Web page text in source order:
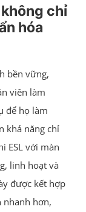
chỉ
hóa
bền vững,
viên làm
để họ làm
khả năng chỉ
ESL với màn
linh hoạt và
được kết hợp
nhanh hơn,